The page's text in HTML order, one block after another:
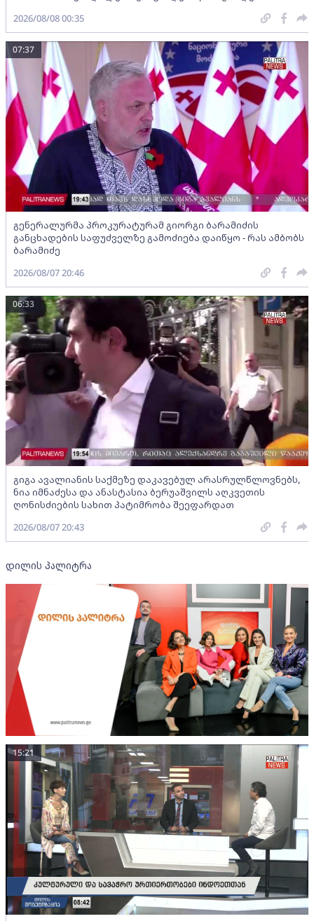
2026/08/08 00:35
გენერალურმა პროკურატურამ გიორგი ბარამიძის
განცხადების საფუძველზე გამოძიება დაიწყო - რას ამბობს
ბარამიძე
07:37
2026/08/07 20:46
გიგა ავალიანის საქმეზე დაკავებულ არასრულწლოვნებს,
ნია იმნაძესა და ანასტასია ბერუაშვილს აღკვეთის
ღონისძიების სახით პატიმრობა შეეფარდათ
06:33
2026/08/07 20:43
დილის პალიტრა
15:21